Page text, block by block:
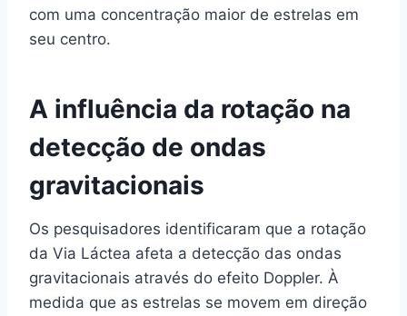
com uma concentração maior de estrelas em
seu centro.
A influência da rotação na
detecção de ondas
gravitacionais
Os pesquisadores identificaram que a rotação
da Via Láctea afeta a detecção das ondas
gravitacionais através do efeito Doppler. À
medida que as estrelas se movem em direção